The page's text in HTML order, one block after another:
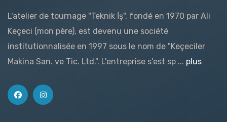
L'atelier de tournage "Teknik İş", fondé en 1970 par Ali
Keçeci (mon père), est devenu une société
institutionnalisée en 1997 sous le nom de "Keçeciler
Makina San. ve Tic. Ltd.". L'entreprise s'est sp ... plus